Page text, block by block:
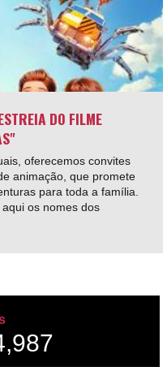
DO FILME
oferecemos convites
animação, que promete
para toda a família.
os nomes dos